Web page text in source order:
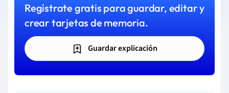
Regístrate gratis para guardar, editar y
crear tarjetas de memoria.
Guardar explicación